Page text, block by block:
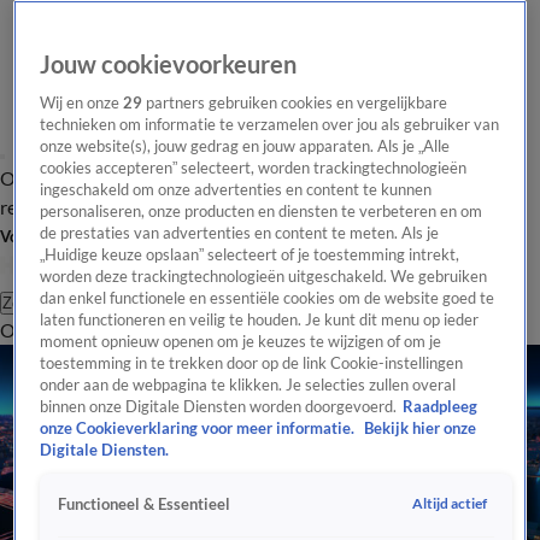
Overzicht Laatste nieuws Regionieuws Het beste van Hart
Tip de
redactie
Volg Hart van Nederland
Zoeken
OverzichtRegioUitzendingenWeerTip de redactiePanelVideo's
Jouw cookievoorkeuren
Wij en onze29 partners gebruiken cookies en vergelijkbare
technieken om informatie te verzamelen over jou als gebruiker van
onze website(s), jouw gedrag en jouw apparaten. Als je „Alle
cookies accepteren” selecteert, worden trackingtechnologieën
ingeschakeld om onze advertenties en content te kunnen
personaliseren, onze producten en diensten te verbeteren en om
de prestaties van advertenties en content te meten. Als je
„Huidige keuze opslaan” selecteert of je toestemming intrekt,
worden deze trackingtechnologieën uitgeschakeld. We gebruiken
dan enkel functionele en essentiële cookies om de website goed te
laten functioneren en veilig te houden. Je kunt dit menu op ieder
moment opnieuw openen om je keuzes te wijzigen of om je
toestemming in te trekken door op de link Cookie-instellingen
onder aan de webpagina te klikken. Je selecties zullen overal
binnen onze Digitale Diensten worden doorgevoerd. Raadpleeg
onze Cookieverklaring voor meer informatie.
Bekijk hier onze
Digitale Diensten.
Functioneel & Essentieel Altijd actief